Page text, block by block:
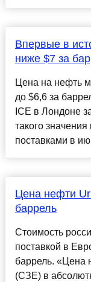
Впервые в
ниже $7 за
Цена на нефть
до $6,6 за
ICE в Лондоне
такого
поставками в
Цена нефти
баррель
Стоимость
поставкой в
баррель. «Цена
(СЗЕ) в